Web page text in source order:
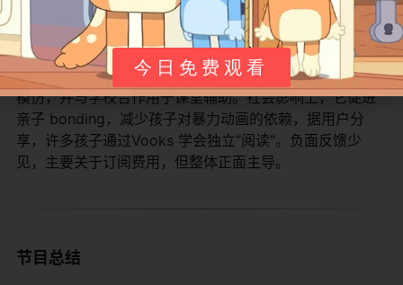
它帮助非英语家庭的孩子快速进步英语。平均评分4.8分
（基于数千条评论），亮点是“安静不吵闹”和“教育性强”。
一些反馈指出免费内容少，希望更多多样化主题。Vooks
的影响深远，它推动了数字绘本潮流，启发许多教育App
模仿，并与学校合作用于课堂辅助。社会影响上，它促进
亲子 bonding，减少孩子对暴力动画的依赖，据用户分
享，许多孩子通过Vooks 学会独立“阅读”。负面反馈少
见，主要关于订阅费用，但整体正面主导。
节目总结
今日免费观看